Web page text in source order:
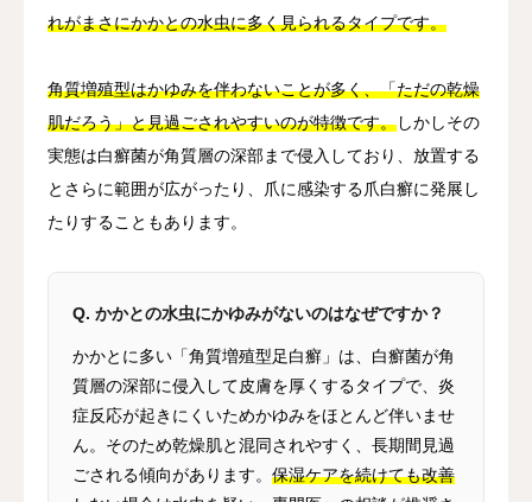
れがまさにかかとの水虫に多く見られるタイプです。
角質増殖型はかゆみを伴わないことが多く、「ただの乾燥
肌だろう」と見過ごされやすいのが特徴です。しかしその
実態は白癬菌が角質層の深部まで侵入しており、放置する
とさらに範囲が広がったり、爪に感染する爪白癬に発展し
たりすることもあります。
Q. かかとの水虫にかゆみがないのはなぜですか？
かかとに多い「角質増殖型足白癬」は、白癬菌が角
質層の深部に侵入して皮膚を厚くするタイプで、炎
症反応が起きにくいためかゆみをほとんど伴いませ
ん。そのため乾燥肌と混同されやすく、長期間見過
ごされる傾向があります。 保湿ケアを続けても改善